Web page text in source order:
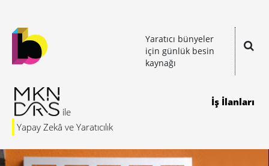
Yaratıcı bünyeler
için günlük besin
kaynağı
Yapay Zekâ ve Yaratıcılık
İş İlanları